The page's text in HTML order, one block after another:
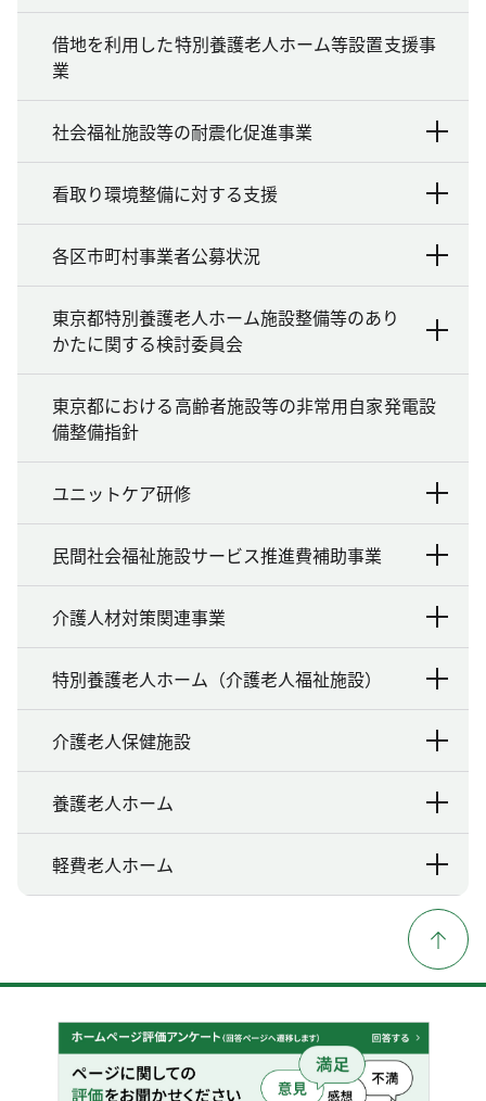
借地を利用した特別養護老人ホーム等設置支援事
業
社会福祉施設等の耐震化促進事業
看取り環境整備に対する支援
各区市町村事業者公募状況
東京都特別養護老人ホーム施設整備等のあり
かたに関する検討委員会
東京都における高齢者施設等の非常用自家発電設
備整備指針
ユニットケア研修
民間社会福祉施設サービス推進費補助事業
介護人材対策関連事業
特別養護老人ホーム（介護老人福祉施設）
介護老人保健施設
養護老人ホーム
軽費老人ホーム